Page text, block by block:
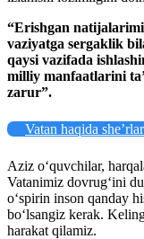
“Erishgan
vaziyatga sergaklik
qaysi vazifada
milliy manfaatlarini
zarur”.
Vatan haqida
Aziz oʻquvchilar,
Vatanimiz dovrugʻini
oʻspirin inson qanday
boʻlsangiz kerak.
harakat qilamiz.